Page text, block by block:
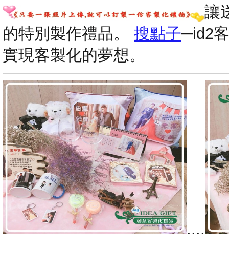
讓
的特別製作禮品。 搜點子─id2
實現客製化的夢想。
....